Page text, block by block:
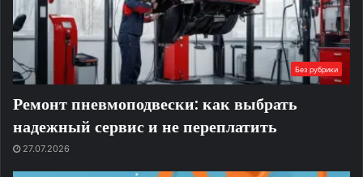
Без рубрики
Ремонт пневмоподвески: как выбрать
надежный сервис и не переплатить
27.07.2026